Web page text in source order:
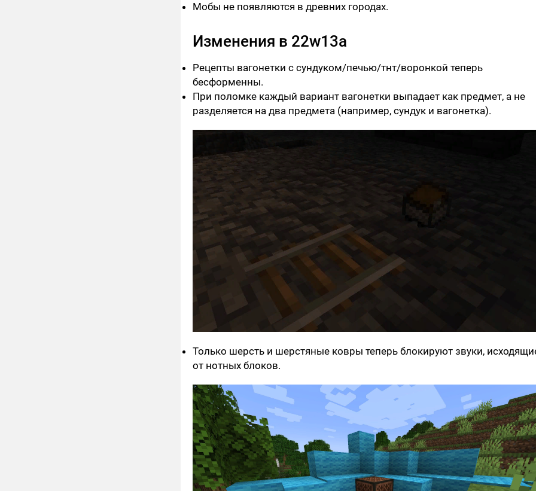
Мобы не появляются в древних городах.
Изменения в 22w13a
Рецепты вагонетки с сундуком/печью/тнт/воронкой теперь
бесформенны.
При поломке каждый вариант вагонетки выпадает как предмет, а не
разделяется на два предмета (например, сундук и вагонетка).
Только шерсть и шерстяные ковры теперь блокируют звуки,
от нотных блоков.